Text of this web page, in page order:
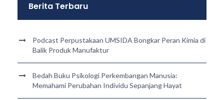
Berita Terbaru
Podcast Perpustakaan UMSIDA Bongkar Peran Kimia di
Balik Produk Manufaktur
Bedah Buku Psikologi Perkembangan Manusia:
Memahami Perubahan Individu Sepanjang Hayat